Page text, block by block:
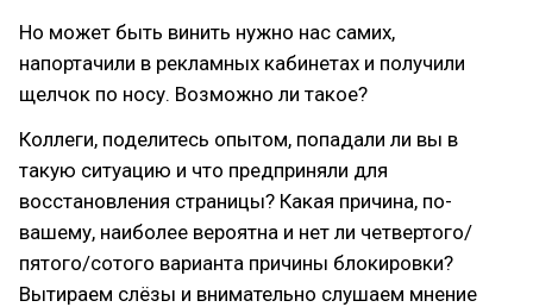
Но может быть винить нужно нас самих,
напортачили в рекламных кабинетах и получили
щелчок по носу. Возможно ли такое?
Коллеги, поделитесь опытом, попадали ли вы в
такую ситуацию и что предприняли для
восстановления страницы? Какая причина, по-
вашему, наиболее вероятна и нет ли четвертого/
пятого/сотого варианта причины блокировки?
Вытираем слёзы и внимательно слушаем мнение